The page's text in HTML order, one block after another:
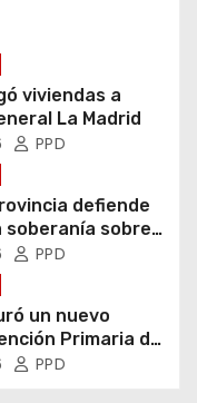
viviendas a
La Madrid
PPD
defiende
soberanía sobre
PPD
un nuevo
Primaria de
PPD